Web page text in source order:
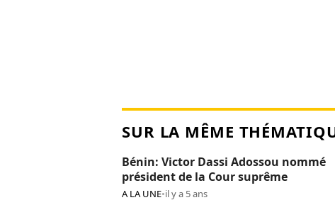
SUR LA MÊME
Bénin: Victor Dassi Adossou nommé
président de la Cour suprême
A LA UNE•il y a 5 ans